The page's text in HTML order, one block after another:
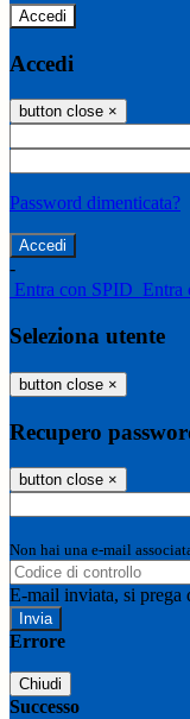
Accedi
Accedi
button close ×
Password dimenticata?
-
Entra con SPID Entra
Seleziona utente
button close ×
Recupero
button close ×
Non hai una e-mail
E-mail inviata, si prega
Errore
Chiudi
Successo